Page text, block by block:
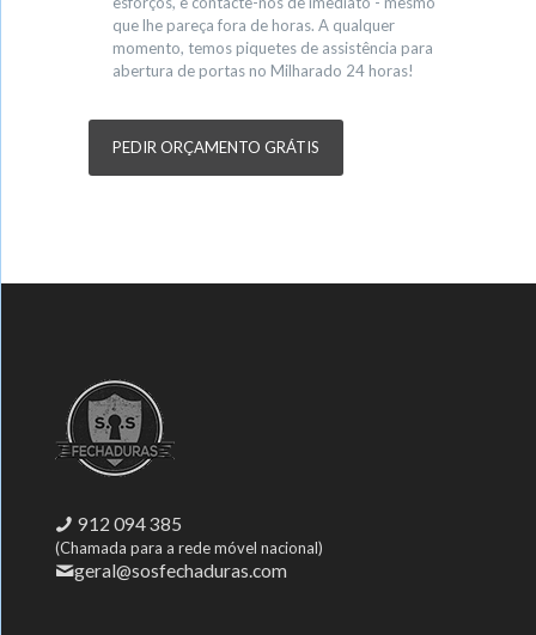
que lhe pareça fora de horas. A qualquer
momento, temos piquetes de assistência para
abertura de portas no Milharado 24 horas!
PEDIR ORÇAMENTO GRÁTIS
912 094 385
(Chamada para a rede móvel nacional)
geral@sosfechaduras.com